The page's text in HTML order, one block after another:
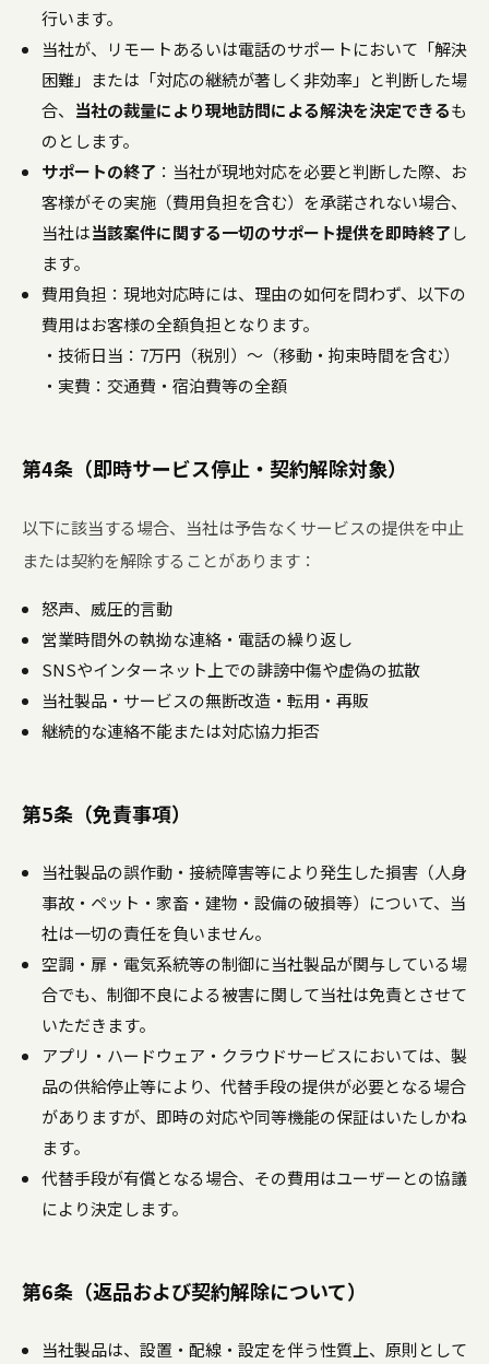
行います。
当社が、リモートあるいは電話のサポートにおいて「解決
困難」または「対応の継続が著しく非効率」と判断した場
合、 当社の裁量により現地訪問による解決を決定できるも
のとします。
サポートの終了 ：当社が現地対応を必要と判断した際、お
客様がその実施（費用負担を含む）を承諾されない場合、
当社は当該案件に関する一切のサポート提供を即時終了し
ます。
費用負担：現地対応時には、理由の如何を問わず、以下の
費用はお客様の全額負担となります。
・技術日当：7万円（税別）〜（移動・拘束時間を含む）
・実費：交通費・宿泊費等の全額
第4条（即時サービス停止・契約解除対象）
以下に該当する場合、当社は予告なくサービスの提供を中止
または契約を解除することがあります：
怒声、威圧的言動
営業時間外の執拗な連絡・電話の繰り返し
SNSやインターネット上での誹謗中傷や虚偽の拡散
当社製品・サービスの無断改造・転用・再販
継続的な連絡不能または対応協力拒否
第5条（免責事項）
当社製品の誤作動・接続障害等により発生した損害（人身
事故・ペット・家畜・建物・設備の破損等）について、当
社は一切の責任を負いません。
空調・扉・電気系統等の制御に当社製品が関与している場
合でも、制御不良による被害に関して当社は免責とさせて
いただきます。
アプリ・ハードウェア・クラウドサービスにおいては、製
品の供給停止等により、代替手段の提供が必要となる場合
がありますが、即時の対応や同等機能の保証はいたしかね
ます。
代替手段が有償となる場合、その費用はユーザーとの協議
により決定します。
第6条（返品および契約解除について）
当社製品は、設置・配線・設定を伴う性質上、原則として